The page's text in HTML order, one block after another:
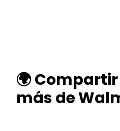
🌍
más de